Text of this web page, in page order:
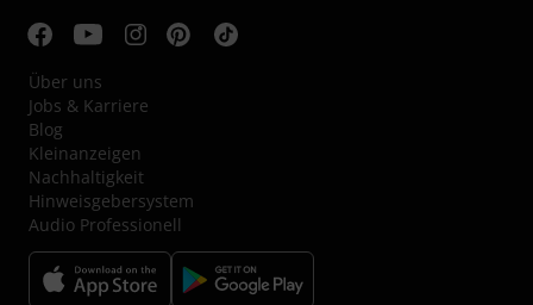
Über uns
Jobs & Karriere
Blog
Kleinanzeigen
Nachhaltigkeit
Hinweisgebersystem
Audio Professionell